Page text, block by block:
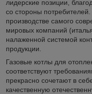
лидерские позиции,
со стороны
производстве самого
мировых компаний
налаженной системой
продукции.
Газовые котлы для
соответствуют
прекрасно сочетают в
качественную